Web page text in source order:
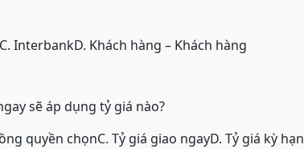
C. InterbankD. Khách hàng – Khách hàng
sẽ áp dụng tỷ giá nào?
quyền chọnC. Tỷ giá giao ngayD. Tỷ giá kỳ hạn